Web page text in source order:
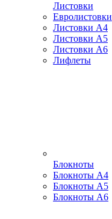
Листовки
Евролистовки
Листовки А4
Листовки А5
Листовки А6
Лифлеты
Блокноты
Блокноты А4
Блокноты А5
Блокноты А6